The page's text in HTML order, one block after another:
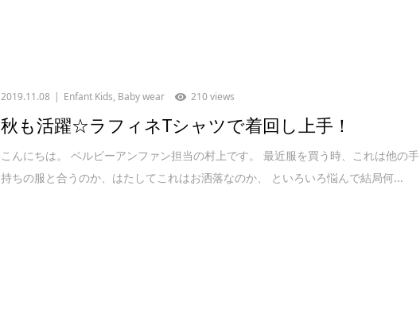
2019.11.08 Enfant Kids, Baby wear 210 views
秋も活躍☆ラフィネTシャツで着回し上手！
こんにちは。 ベルビーアンファン担当の村上です。 最近服を買う時、これは他の手
持ちの服と合うのか、はたしてこれはお洒落なのか、 といろいろ悩んで結局何...